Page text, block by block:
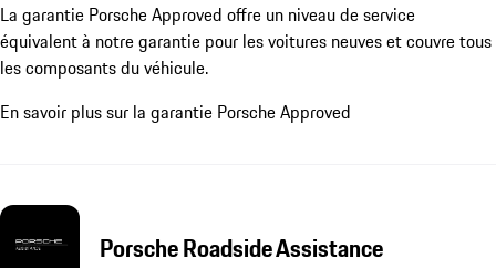
La garantie Porsche Approved offre un niveau de service
équivalent à notre garantie pour les voitures neuves et couvre tous
les composants du véhicule.
En savoir plus sur la garantie Porsche Approved
Porsche Roadside Assistance